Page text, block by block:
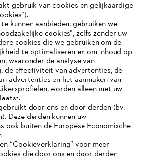
#STIHL
gebruik van cookies en gelijkaardige
kunnen aanbieden, gebruiken we
cookies”, zelfs zonder uw
cookies die we gebruiken om de
te optimaliseren en om inhoud op
waaronder de analyse van
de effectiviteit van advertenties, de
advertenties en het aanmaken van
worden alleen met uw
door ons en door derden (bv.
Deze derden kunnen uw
ook buiten de Europese Economische
“Cookieverklaring” voor meer
die door ons en door derden